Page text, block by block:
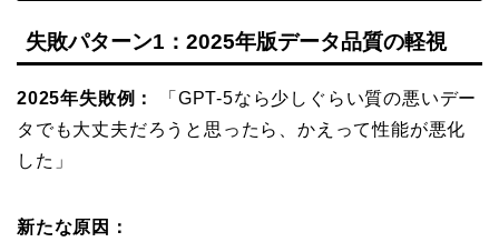
失敗パターン1：2025年版データ品質の軽視
2025年失敗例：
「GPT-5なら少しぐらい質の悪いデー
タでも大丈夫だろうと思ったら、かえって性能が悪化
した」
新たな原因：